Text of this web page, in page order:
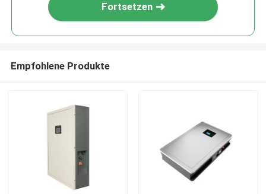
Fortsetzen
Empfohlene Produkte